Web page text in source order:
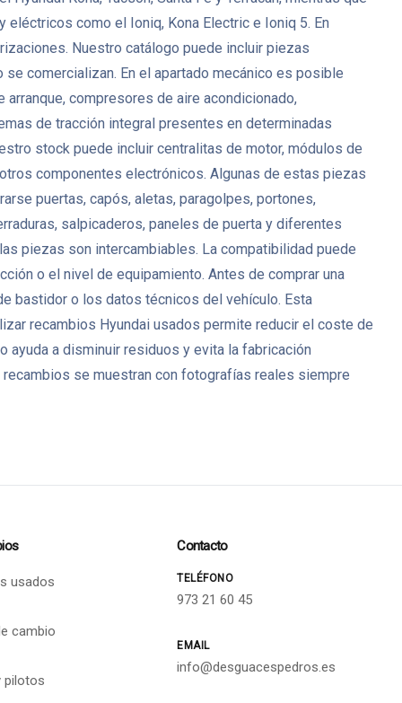
como el Ioniq, Kona Electric e Ioniq 5. En
Nuestro catálogo puede incluir piezas
comercializan. En el apartado mecánico es posible
compresores de aire acondicionado,
de tracción integral presentes en determinadas
stock puede incluir centralitas de motor, módulos de
componentes electrónicos. Algunas de estas piezas
puertas, capós, aletas, paragolpes, portones,
salpicaderos, paneles de puerta y diferentes
piezas son intercambiables. La compatibilidad puede
o el nivel de equipamiento. Antes de comprar una
bastidor o los datos técnicos del vehículo. Esta
recambios Hyundai usados permite reducir el coste de
ayuda a disminuir residuos y evita la fabricación
se muestran con fotografías reales siempre
usados
cambio
pilotos
Contacto
TELÉFONO
973 21 60 45
EMAIL
info@desguacespedros.es